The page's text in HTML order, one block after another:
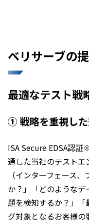
ベリサーブの
最適なテスト戦
① 戦略を重視し
ISA Secure EDSA認
通した当社のテスト
（インターフェース
か？」「どのような
題を検知するか？」
グ対象となるお客様